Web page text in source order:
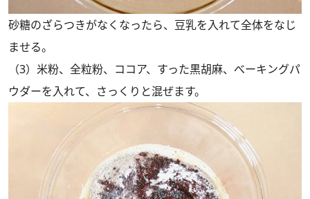
砂糖のざらつきがなくなったら、豆乳を入れて全体をなじ
ませる。
（3）米粉、全粒粉、ココア、すった黒胡麻、べーキングパ
ウダーを入れて、さっくりと混ぜます。